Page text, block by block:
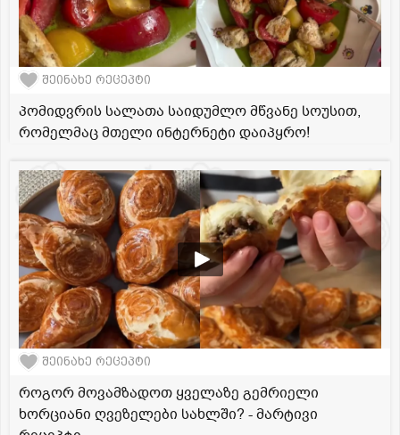
შეინახე რეცეპტი
პომიდვრის სალათა საიდუმლო მწვანე სოუსით,
რომელმაც მთელი ინტერნეტი დაიპყრო!
შეინახე რეცეპტი
როგორ მოვამზადოთ ყველაზე გემრიელი
ხორციანი ღვეზელები სახლში? - მარტივი